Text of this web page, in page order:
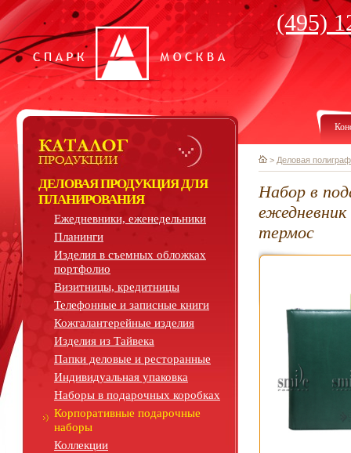
(495)
ДЕЛОВАЯ ПРОДУКЦИЯ ДЛЯ
ПЛАНИРОВАНИЯ
Ежедневники, еженедельники
Планинги
Изделия в съемных обложках
портфолио
Визитницы, кредитницы
Телефонные и записные книги
Кожгалантерейные изделия
Изделия из Тайвека
Папки деловые и ресторанные
Индивидуальная упаковка
Наборы в подарочных коробках
Корпоративные подарочные
наборы
Коллекции
> Деловая
Набор в
термос